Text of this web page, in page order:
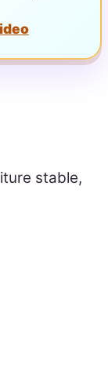
stable,